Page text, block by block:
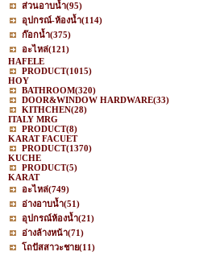
ส่วนอาบน้ำ(95)
อุปกรณ์-ห้องน้ำ(114)
ก๊อกน้ำ(375)
อะไหล่(121)
HAFELE
PRODUCT(1015)
HOY
BATHROOM(320)
DOOR&WINDOW HARDWARE(33)
KITHCHEN(28)
ITALY MRG
PRODUCT(8)
KARAT FACUET
PRODUCT(1370)
KUCHE
PRODUCT(5)
KARAT
อะไหล่(749)
อ่างอาบน้ำ(51)
อุปกรณ์ห้องน้ำ(21)
อ่างล้างหน้า(71)
โถปัสสาวะชาย(11)